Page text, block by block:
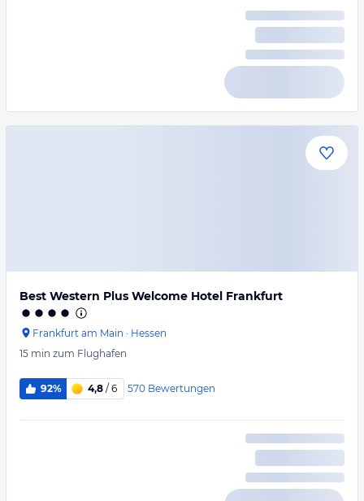
Best Western Plus Welcome Hotel Frankfurt
Frankfurt am Main · Hessen
15 min zum Flughafen
92% 4,8 / 6 570 Bewertungen